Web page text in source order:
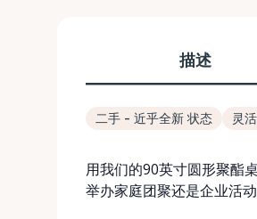
描述
二手 - 近乎全新 状态 灵
用我们的90英寸圆形聚酯
举办家庭团聚还是企业活